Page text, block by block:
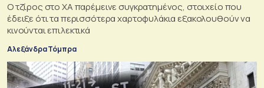
Ο τζίρος στο ΧΑ παρέμεινε συγκρατημένος, στοιχείο που
έδειξε ότι τα περισσότερα χαρτοφυλάκια εξακολουθούν να
κινούνται επιλεκτικά
Αλεξάνδρα Τόμπρα